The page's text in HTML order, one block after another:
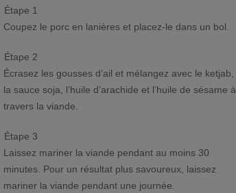
Étape 1
Coupez le porc en lanières et placez-le dans un bol.
Étape 2
Écrasez les gousses d’ail et mélangez avec le ketjab,
la sauce soja, l’huile d’arachide et l’huile de sésame à
travers la viande.
Étape 3
Laissez mariner la viande pendant au moins 30
minutes. Pour un résultat plus savoureux, laissez
mariner la viande pendant une journée.